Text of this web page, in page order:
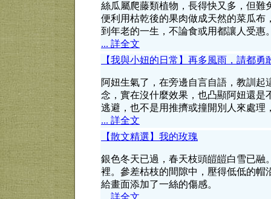
絲瓜屬爬藤類植物，長得快又多，但
便利用枯乾後的果肉做成天然的菜瓜
到年老的一生，不論食或用都讓人受惠
... 詳全文
【我與小妞的日常】再多風雨，請都勇
阿妞生氣了，在旁邊自言自語，教訓
念，實在沒什麼效果，也凸顯阿妞還
逃避，也不是用推擠或撞開別人來處理
... 詳全文
【散文精選】我的玫瑰
銀色冬天已過，春天枝頭皚皚白雪已
裡。參差枯枝的間隙中，壓得低低的
給畫面添加了一絲的傷感。
... 詳全文